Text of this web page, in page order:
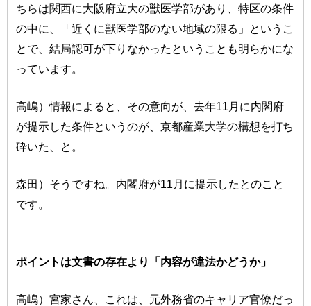
ちらは関西に大阪府立大の獣医学部があり、特区の条件
の中に、「近くに獣医学部のない地域の限る」というこ
とで、結局認可が下りなかったということも明らかにな
っています。
高嶋）情報によると、その意向が、去年11月に内閣府
が提示した条件というのが、京都産業大学の構想を打ち
砕いた、と。
森田）そうですね。内閣府が11月に提示したとのこと
です。
ポイントは文書の存在より「内容が違法かどうか」
高嶋）宮家さん、これは、元外務省のキャリア官僚だっ